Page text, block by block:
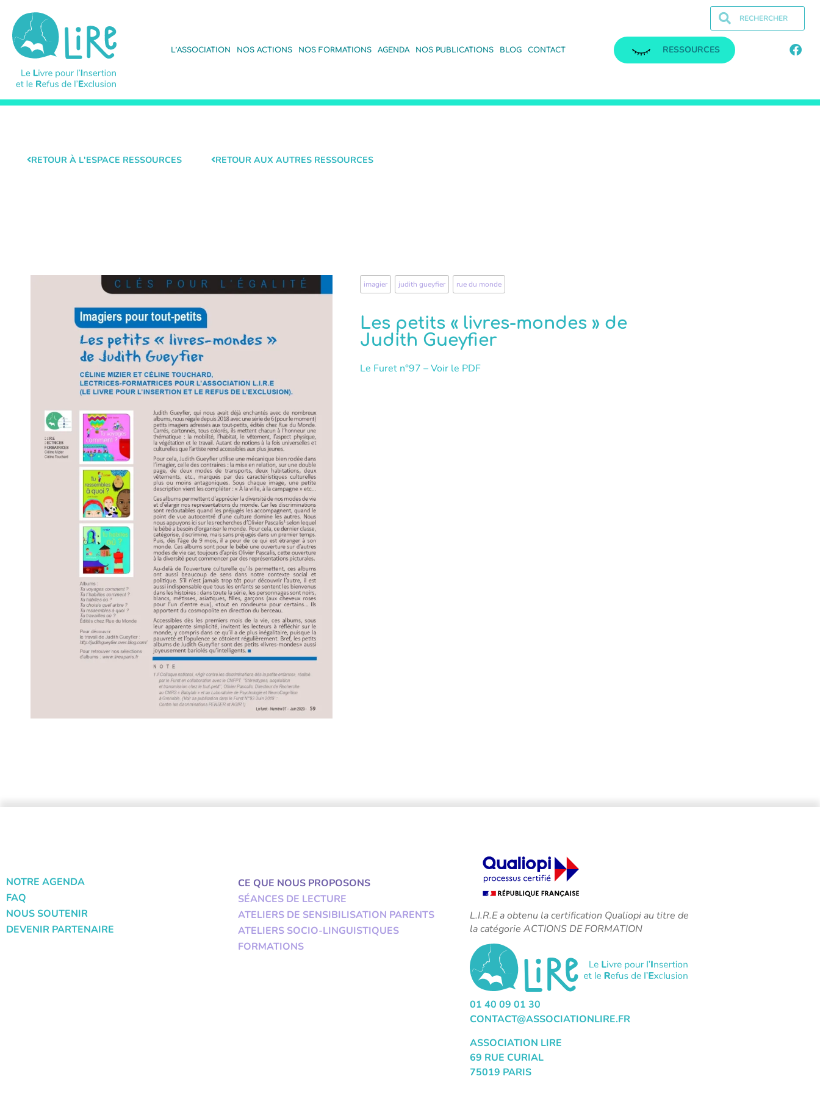
L’ASSOCIATION NOS ACTIONS NOS FORMATIONS AGENDA NOS PUBLICATIONS BLOG CONTACT RESSOURCES
RETOUR À L'ESPACE RESSOURCES RETOUR AUX AUTRES RESSOURCES
imagier judith gueyfier rue du monde
Les petits « livres-mondes » de
Judith Gueyfier
Le Furet n°97 – Voir le PDF
NOTRE AGENDA
FAQ
NOUS SOUTENIR
DEVENIR PARTENAIRE
CE QUE NOUS PROPOSONS
SÉANCES DE LECTURE
ATELIERS DE SENSIBILISATION PARENTS
ATELIERS SOCIO-LINGUISTIQUES
FORMATIONS
L.I.R.E a obtenu la certification Qualiopi au titre de
la catégorie ACTIONS DE FORMATION
01 40 09 01 30
CONTACT@ASSOCIATIONLIRE.FR
ASSOCIATION LIRE
69 RUE CURIAL
75019 PARIS